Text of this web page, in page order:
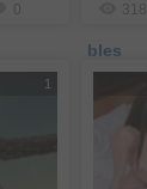
318
bles
1